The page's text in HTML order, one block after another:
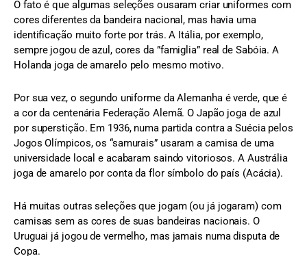
O fato é que algumas seleções ousaram criar uniformes com
cores diferentes da bandeira nacional, mas havia uma
identificação muito forte por trás. A Itália, por exemplo,
sempre jogou de azul, cores da ”famiglia” real de Sabóia. A
Holanda joga de amarelo pelo mesmo motivo.
Por sua vez, o segundo uniforme da Alemanha é verde, que é
a cor da centenária Federação Alemã. O Japão joga de azul
por superstição. Em 1936, numa partida contra a Suécia pelos
Jogos Olímpicos, os “samurais” usaram a camisa de uma
universidade local e acabaram saindo vitoriosos. A Austrália
joga de amarelo por conta da flor símbolo do país (Acácia).
Há muitas outras seleções que jogam (ou já jogaram) com
camisas sem as cores de suas bandeiras nacionais. O
Uruguai já jogou de vermelho, mas jamais numa disputa de
Copa.